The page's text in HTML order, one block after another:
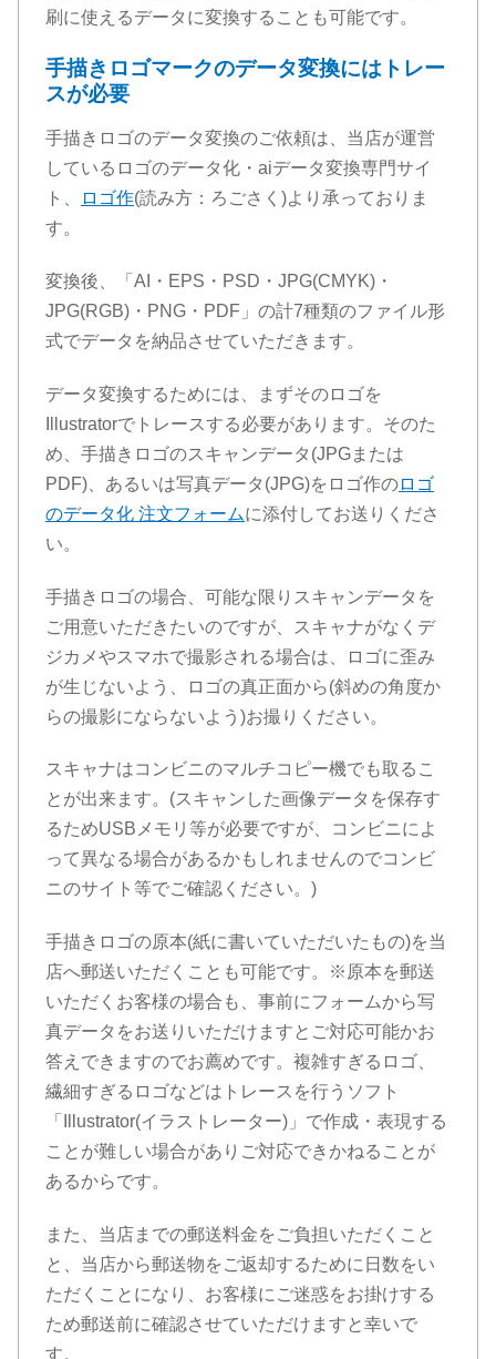
刷に使えるデータに変換することも可能です。
手描きロゴマークのデータ変換にはトレー
スが必要
手描きロゴのデータ変換のご依頼は、当店が運営
しているロゴのデータ化・aiデータ変換専門サイ
ト、
ロゴ作(読み方：ろごさく)より承っておりま
す。
変換後、「AI・EPS・PSD・JPG(CMYK)・
JPG(RGB)・PNG・PDF」の計7種類のファイル形
式でデータを納品させていただきます。
データ変換するためには、まずそのロゴを
Illustratorでトレースする必要があります。そのた
め、手描きロゴのスキャンデータ(JPGまたは
PDF)、あるいは写真データ(JPG)をロゴ作のロゴ
のデータ化 注文フォームに添付してお送りくださ
い。
手描きロゴの場合、可能な限りスキャンデータを
ご用意いただきたいのですが、スキャナがなくデ
ジカメやスマホで撮影される場合は、ロゴに歪み
が生じないよう、ロゴの真正面から(斜めの角度か
らの撮影にならないよう)お撮りください。
スキャナはコンビニのマルチコピー機でも取るこ
とが出来ます。(スキャンした画像データを保存す
るためUSBメモリ等が必要ですが、コンビニによ
って異なる場合があるかもしれませんのでコンビ
ニのサイト等でご確認ください。)
手描きロゴの原本(紙に書いていただいたもの)を当
店へ郵送いただくことも可能です。※原本を郵送
いただくお客様の場合も、事前にフォームから写
真データをお送りいただけますとご対応可能かお
答えできますのでお薦めです。複雑すぎるロゴ、
繊細すぎるロゴなどはトレースを行うソフト
「Illustrator(イラストレーター)」で作成・表現する
ことが難しい場合がありご対応できかねることが
あるからです。
また、当店までの郵送料金をご負担いただくこと
と、当店から郵送物をご返却するために日数をい
ただくことになり、お客様にご迷惑をお掛けする
ため郵送前に確認させていただけますと幸いで
す。